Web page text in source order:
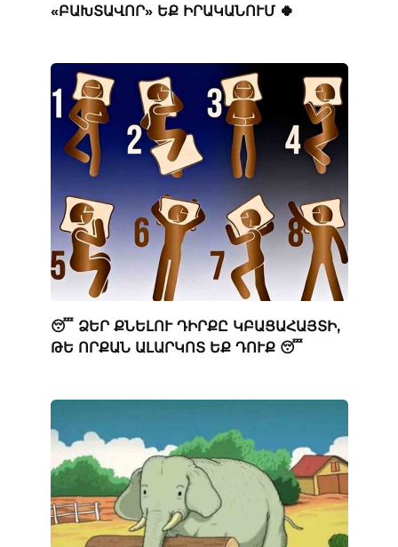
«ԲԱԽՏԱՎՈՐ» ԵՔ ԻՐԱԿԱՆՈՒՄ 🍀
😴 ՁԵՐ ՔՆԵԼՈՒ ԴԻՐՔԸ ԿԲԱՑԱՀԱՅՏԻ,
ԹԵ ՈՐՔԱՆ ԱԼԱՐԿՈՏ ԵՔ ԴՈՒՔ 😴